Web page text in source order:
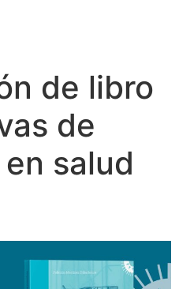
de libro
de
salud